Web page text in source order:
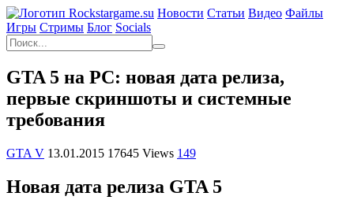
Новости Статьи Видео Файлы
Игры Cтримы Блог Socials
GTA 5 на PC: новая дата релиза,
первые скриншоты и системные
требования
GTA V 13.01.2015 17645 Views 149
Новая дата релиза GTA 5